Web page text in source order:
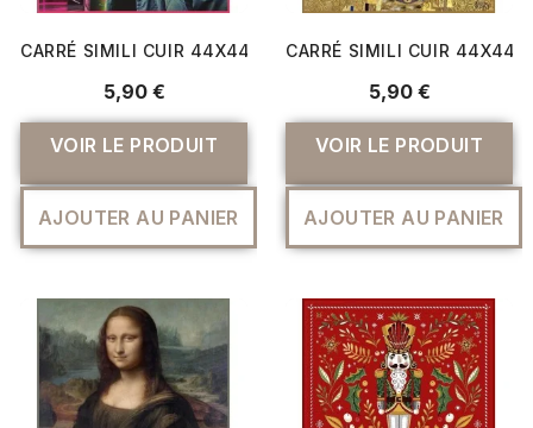
CARRÉ SIMILI CUIR 44X44 CM JAMES DEAN
5,90 €
VOIR LE PRODUIT
AJOUTER AU PANIER
CARRÉ SIMILI CUIR 44X44
5,90 €
VOIR LE PRODUIT
AJOUTER AU PANIER